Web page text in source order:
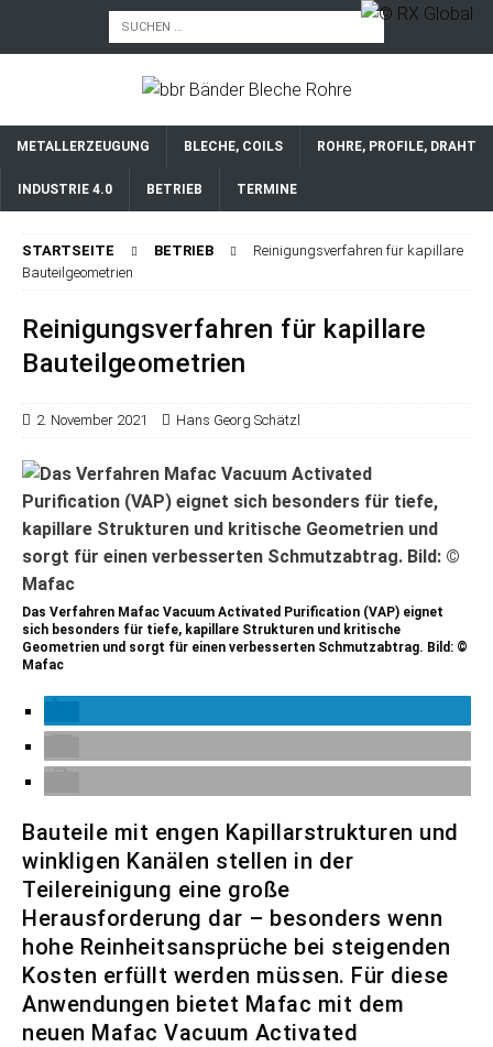
METALLERZEUGUNG BLECHE, COILS ROHRE, PROFILE, DRAHT
INDUSTRIE 4.0 BETRIEB TERMINE
STARTSEITE BETRIEB
Reinigungsverfahren für kapillare
Bauteilgeometrien
Reinigungsverfahren für kapillare
Bauteilgeometrien
2. November 2021 Hans Georg Schätzl
Das Verfahren Mafac Vacuum Activated Purification (VAP) eignet
sich besonders für tiefe, kapillare Strukturen und kritische
Geometrien und sorgt für einen verbesserten Schmutzabtrag. Bild: ©
Mafac
Bauteile mit engen Kapillarstrukturen und
winkligen Kanälen stellen in der
Teilereinigung eine große
Herausforderung dar – besonders wenn
hohe Reinheitsansprüche bei steigenden
Kosten erfüllt werden müssen. Für diese
Anwendungen bietet Mafac mit dem
neuen Mafac Vacuum Activated